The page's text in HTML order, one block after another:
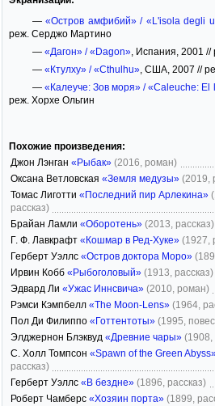
—«Остров амфибий» / «L'isola degli
реж. Серджо Мартино
— «Дагон» / «Dagon», Испания, 2001
— «Ктулху» / «Cthulhu», США, 2007 //
— «Калеуче: Зов моря» / «Caleuche: El
реж. Хорхе Ольгин
Похожие произведения:
Джон Лэнган «Рыбак» (2016, роман)
Оксана Ветловская «Земля медузы» (2019,
Томас Лиготти «Последний пир Арлекина»
рассказ)
Брайан Ламли «Оборотень» (2013, рассказ)
Г. Ф. Лавкрафт «Кошмар в Ред-Хуке» (1927,
Герберт Уэллс «Остров доктора Моро»
Ирвин Кобб «Рыбоголовый» (1913, рассказ)
Эдвард Ли «Ужас Иннсвича» (2010, роман)
Рэмси Кэмпбелл «The Moon-Lens» (1964,
Пол Ди Филиппо «Готтентоты» (1995,
Элджернон Блэквуд «Древние чары» (1908,
С. Холл Томпсон «Spawn of the Green
рассказ)
Герберт Уэллс «В бездне» (1896, рассказ)
Роберт Чамберс «Хозяин порта» (1899,